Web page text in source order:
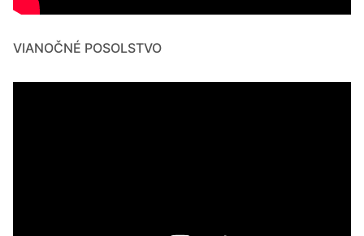
VIANOČNÉ POSOLSTVO